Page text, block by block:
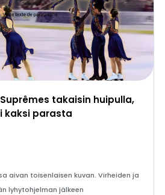
Suprêmes takaisin huipulla,
kaksi parasta
aivan toisenlaisen kuvan. Virheiden ja
lyhytohjelman jälkeen